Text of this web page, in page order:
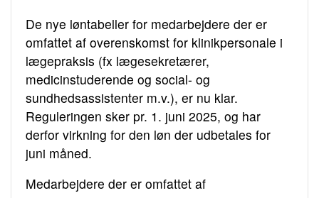
De nye løntabeller for medarbejdere der er
omfattet af overenskomst for klinikpersonale i
lægepraksis (fx lægesekretærer,
medicinstuderende og social- og
sundhedsassistenter m.v.), er nu klar.
Reguleringen sker pr. 1. juni 2025, og har
derfor virkning for den løn der udbetales for
juni måned.
Medarbejdere der er omfattet af